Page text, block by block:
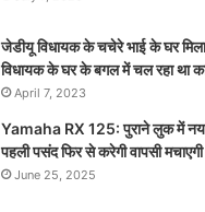
जेडीयू विधायक के चचेरे भाई के घर
विधायक के घर के बगल में चल रहा था
April 7, 2023
Yamaha RX 125: पुराने लुक में
पहली पसंद फिर से करेगी वापसी
June 25, 2025